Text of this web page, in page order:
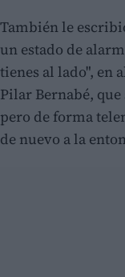
También le
un estado de
tienes al lado", en
Pilar Bernabé,
pero de forma
de nuevo a la